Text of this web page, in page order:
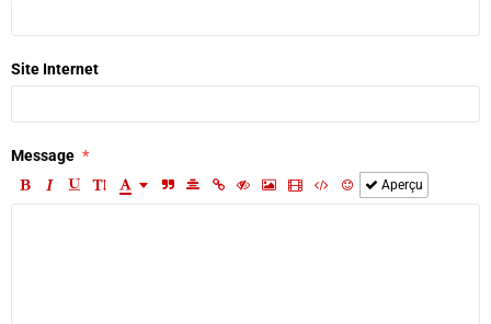
Site Internet
Message
Aperçu